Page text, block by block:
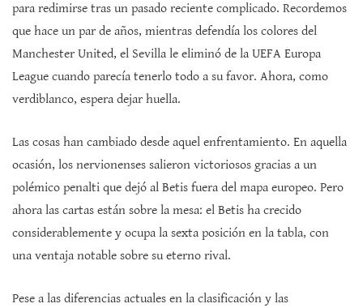
para redimirse tras un pasado reciente complicado. Recordemos
que hace un par de años, mientras defendía los colores del
Manchester United, el Sevilla le eliminó de la UEFA Europa
League cuando parecía tenerlo todo a su favor. Ahora, como
verdiblanco, espera dejar huella.
Las cosas han cambiado desde aquel enfrentamiento. En aquella
ocasión, los nervionenses salieron victoriosos gracias a un
polémico penalti que dejó al Betis fuera del mapa europeo. Pero
ahora las cartas están sobre la mesa: el Betis ha crecido
considerablemente y ocupa la sexta posición en la tabla, con
una ventaja notable sobre su eterno rival.
Pese a las diferencias actuales en la clasificación y las